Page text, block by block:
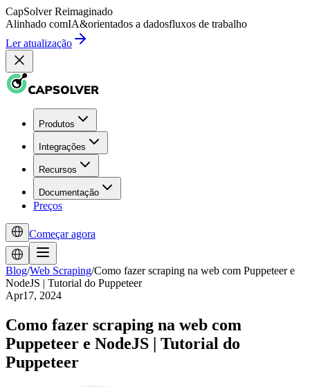
CapSolver Reimaginado
Alinhado comIA&orientados a dadosfluxos de trabalho
Ler atualização
Produtos
Integrações
Recursos
Documentação
Preços
Começar agora
Blog/Web Scraping/Como fazer scraping na web com Puppeteer e
NodeJS | Tutorial do Puppeteer
Apr17, 2024
Como fazer scraping na web com
Puppeteer e NodeJS | Tutorial do
Puppeteer